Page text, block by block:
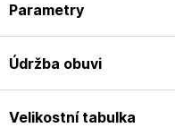
Parametry
Údržba obuvi
Velikostní tabulka